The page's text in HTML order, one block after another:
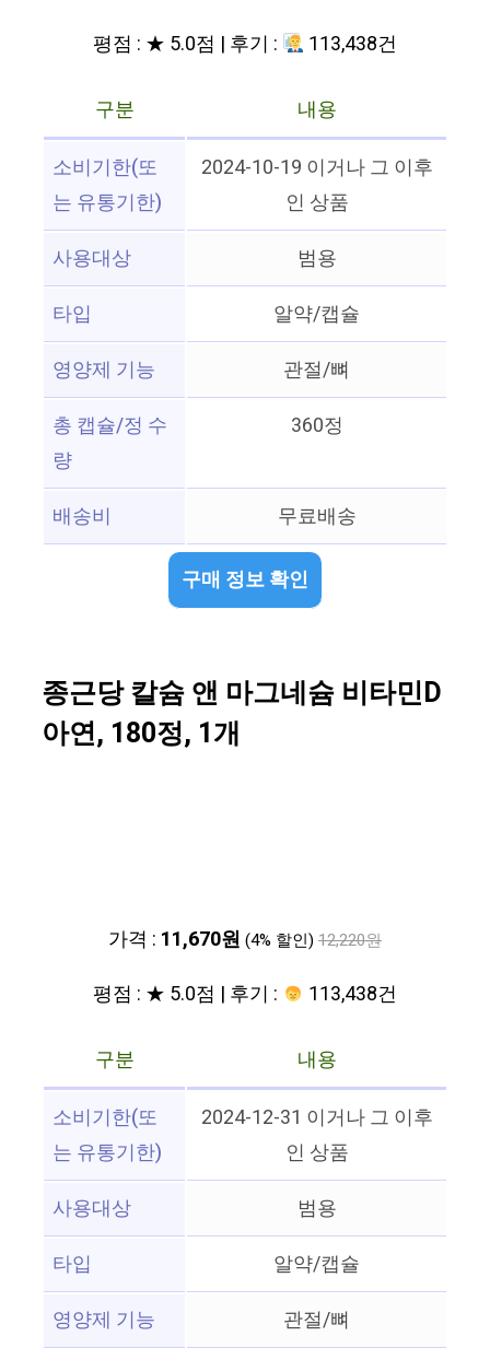
평점 : ★ 5.0점 | 후기 : 113,438건
구분
내용
소비기한(또
는 유통기한)
2024-10-19 이거나 그 이후
인 상품
사용대상
범용
타입
알약/캡슐
영양제 기능
관절/뼈
총 캡슐/정 수
량
360정
배송비 무료배송
구매 정보 확인
종근당 칼슘 앤 마그네슘 비타민D
아연, 180정, 1개
가격 : 11,670원 (4% 할인) 12,220원
평점 : ★ 5.0점 | 후기 : 113,438건
구분
내용
소비기한(또
는 유통기한)
2024-12-31 이거나 그 이후
인 상품
사용대상
범용
타입
알약/캡슐
영양제 기능
관절/뼈